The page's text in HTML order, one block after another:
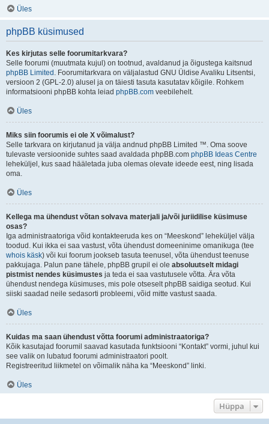
Üles
phpBB küsimused
Kes kirjutas selle foorumitarkvara?
Selle foorumi (muutmata kujul) on tootnud, avaldanud ja õigustega kaitsnud
phpBB Limited . Foorumitarkvara on väljalastud GNU Üldise Avaliku Litsentsi,
versioon 2 (GPL-2.0) alusel ja on täiesti tasuta kasutatav kõigile. Rohkem
informatsiooni phpBB kohta leiad phpBB.com veebilehelt.
Üles
Miks siin foorumis ei ole X võimalust?
Selle tarkvara on kirjutanud ja välja andnud phpBB Limited ™. Oma soove
tulevaste versioonide suhtes saad avaldada phpBB.com phpBB Ideas Centre
leheküljel, kus saad hääletada juba olemas olevate ideede eest, ning lisada
oma.
Üles
Kellega ma ühendust võtan solvava materjali ja/või juriidilise küsimuse
osas?
Iga administraatoriga võid kontakteeruda kes on “Meeskond” leheküljel välja
toodud. Kui ikka ei saa vastust, võta ühendust domeeninime omanikuga (tee
whois käsk) või kui foorum jookseb tasuta teenusel, võta ühendust teenuse
pakkujaga. Palun pane tähele, phpBB grupil ei ole absoluutselt midagi
pistmist nendes küsimustes ja teda ei saa vastutusele võtta. Ära võta
ühendust nendega küsimuses, mis pole otseselt phpBB saidiga seotud. Kui
siiski saadad neile sedasorti probleemi, võid mitte vastust saada.
Üles
Kuidas ma saan ühendust võtta foorumi administraatoriga?
Kõik kasutajad foorumil saavad kasutada funktsiooni “Kontakt” vormi, juhul kui
see valik on lubatud foorumi administraatori poolt.
Registreeritud liikmetel on võimalik näha ka “Meeskond” linki.
Üles
Hüppa